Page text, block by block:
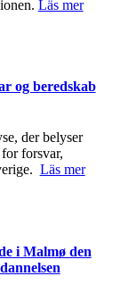
Läs mer
og beredskab
der belyser
forsvar,
Läs mer
i Malmø den